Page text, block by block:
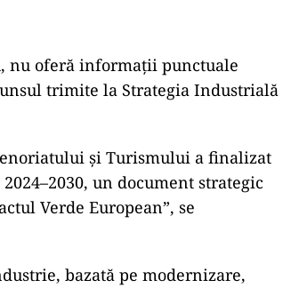
nu oferă informații punctuale
trimite la Strategia Industrială
și Turismului a finalizat
un document strategic
Verde European”, se
bazată pe modernizare,